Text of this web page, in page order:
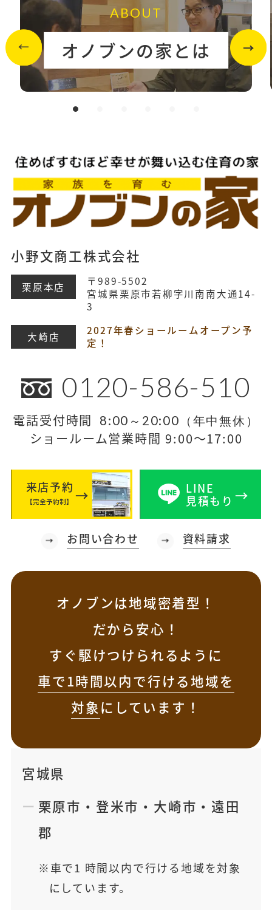
ABOUT
オノブンの家とは
小野文商工株式会社
栗原本店
〒989-5502
宮城県栗原市若柳字川南南大通14-
3
大崎店
2027年春ショールームオープン予
定！
0120-586-510
電話受付時間 8:00～20:00（年中無休）
ショールーム営業時間 9:00～17:00
来店予約
【完全予約制】
LINE
見積もり
お問い合わせ 資料請求
オノブンは地域密着型！
だから安心！
すぐ駆けつけられるように
車で1時間以内で行ける地域を
対象にしています！
宮城県
栗原市 ・ 登米市 ・ 大崎市 ・ 遠田
郡
車で1 時間以内で行ける地域を対象
にしています。